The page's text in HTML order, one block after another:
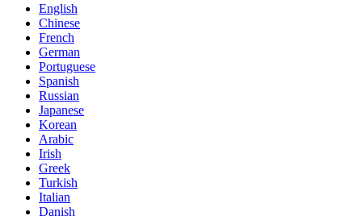
English
Chinese
French
German
Portuguese
Spanish
Russian
Japanese
Korean
Arabic
Irish
Greek
Turkish
Italian
Danish